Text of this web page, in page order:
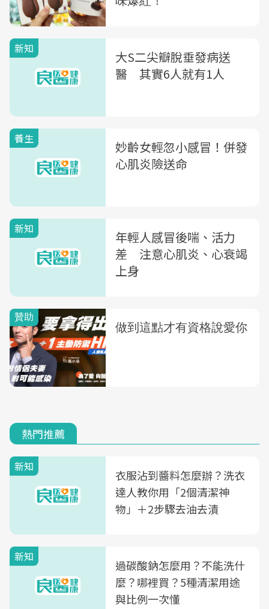
新知
大S二尖瓣脫垂發病送
醫 其實6人就有1人
養生
妙齡女輕忽小感冒！併發
心肌炎險送命
新知
年輕人感冒後喘、活力
差 注意心肌炎、心衰竭
上身
熱門推薦
新知
衣服沾到醬料怎麼辦？洗衣
達人教你用「2個清潔神
物」＋2步驟去油去漬
新知
過碳酸鈉怎麼用？不能洗什
麼？哪裡買？5種清潔用途
與比例一次懂